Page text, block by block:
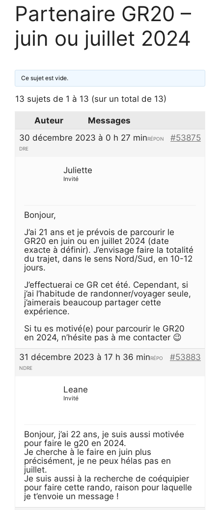
Partenaire GR20 –
juin ou juillet 2024
Ce sujet est vide.
13 sujets de 1 à 13 (sur un total de 13)
Auteur
Messages
30 décembre 2023 à 0 h 27 min
#53875
RÉPON
DRE
Juliette
Invité
Bonjour,
J’ai 21 ans et je prévois de parcourir le
GR20 en juin ou en juillet 2024 (date
exacte à définir). J’envisage faire la totalité
du trajet, dans le sens Nord/Sud, en 10-12
jours.
J’effectuerai ce GR cet été. Cependant, si
j’ai l’habitude de randonner/voyager seule,
j’aimerais beaucoup partager cette
expérience.
Si tu es motivé(e) pour parcourir le GR20
en 2024, n’hésite pas à me contacter 😉
31 décembre 2023 à 17 h 36 min
#53883
RÉPO
NDRE
Leane
Invité
Bonjour, j’ai 22 ans, je suis aussi motivée
pour faire le g20 en 2024.
Je cherche à le faire en juin plus
précisément, je ne peux hélas pas en
juillet.
Je suis aussi à la recherche de coéquipier
pour faire cette rando, raison pour laquelle
je t’envoie un message !